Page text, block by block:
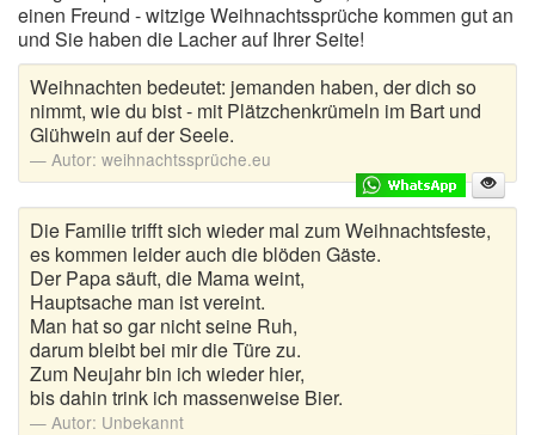
einen Freund - witzige Weihnachtssprüche kommen gut an
und Sie haben die Lacher auf Ihrer Seite!
Weihnachten bedeutet: jemanden haben, der dich so
nimmt, wie du bist - mit Plätzchenkrümeln im Bart und
Glühwein auf der Seele.
Autor: weihnachtssprüche.eu
Die Familie trifft sich wieder mal zum Weihnachtsfeste,
es kommen leider auch die blöden Gäste.
Der Papa säuft, die Mama weint,
Hauptsache man ist vereint.
Man hat so gar nicht seine Ruh,
darum bleibt bei mir die Türe zu.
Zum Neujahr bin ich wieder hier,
bis dahin trink ich massenweise Bier.
Autor: Unbekannt